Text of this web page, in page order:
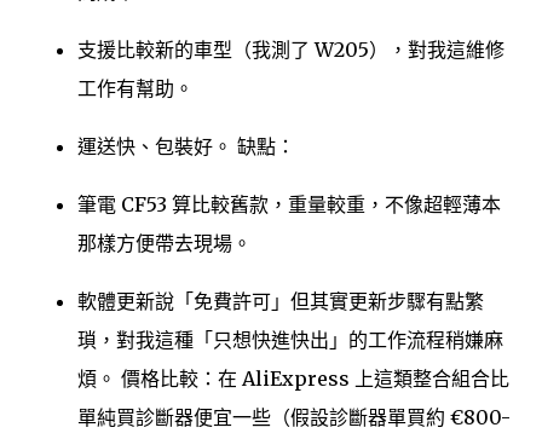
支援比較新的車型（我測了 W205），對我這維修
工作有幫助。
運送快、包裝好。 缺點：
筆電 CF53 算比較舊款，重量較重，不像超輕薄本
那樣方便帶去現場。
軟體更新說「免費許可」但其實更新步驟有點繁
瑣，對我這種「只想快進快出」的工作流程稍嫌麻
煩。 價格比較：在 AliExpress 上這類整合組合比
單純買診斷器便宜一些（假設診斷器單買約 €800-